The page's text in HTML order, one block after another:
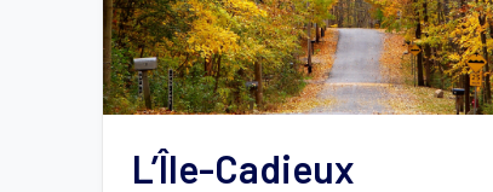
L’Île-Cadieux